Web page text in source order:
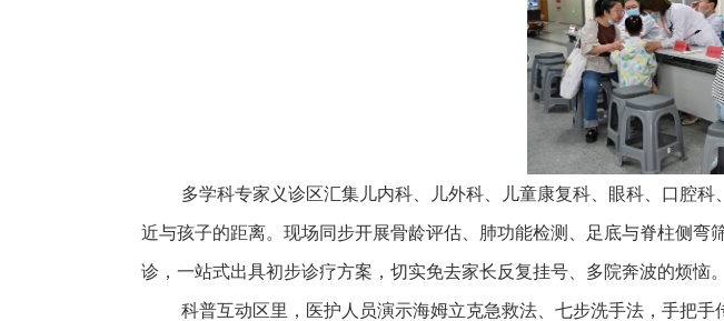
多学科专家义诊区汇集儿内科、儿外科、儿童康复科、眼科、口腔科
近与孩子的距离。现场同步开展骨龄评估、肺功能检测、足底与脊柱侧
诊，一站式出具初步诊疗方案，切实免去家长反复挂号、多院奔波的烦恼。
科普互动区里，医护人员演示海姆立克急救法、七步洗手法，手把手